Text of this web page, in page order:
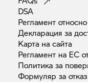
DSA
Регламент
Декларация за
Карта насайта
Регламент на ЕС
Политика за
Формуляр за